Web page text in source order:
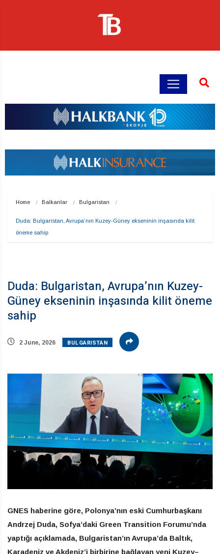
Home Balkanlar Bulgaristan
Duda: Bulgaristan, Avrupa’nın Kuzey-Güney ekseninin inşasında kilit
öneme sahip
Duda: Bulgaristan, Avrupa’nın Kuzey-
Güney ekseninin inşasında kilit öneme
sahip
2 June, 2026 BULGARISTAN
GNES haberine göre, Polonya’nın eski Cumhurbaşkanı
Andrzej Duda, Sofya’daki Green Transition Forumu’nda
yaptığı açıklamada, Bulgaristan’ın Avrupa’da Baltık,
Karadeniz ve Akdeniz’i birbirine bağlayan yeni Kuzey–